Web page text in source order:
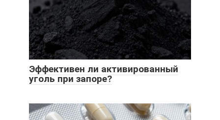
Эффективен ли активированный
уголь при запоре?